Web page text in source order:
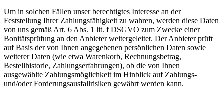
Um in solchen Fällen unser berechtigtes Interesse an der
Feststellung Ihrer Zahlungsfähigkeit zu wahren, werden diese Daten
von uns gemäß Art. 6 Abs. 1 lit. f DSGVO zum Zwecke einer
Bonitätsprüfung an den Anbieter weitergeleitet. Der Anbieter prüft
auf Basis der von Ihnen angegebenen persönlichen Daten sowie
weiterer Daten (wie etwa Warenkorb, Rechnungsbetrag,
Bestellhistorie, Zahlungserfahrungen), ob die von Ihnen
ausgewählte Zahlungsmöglichkeit im Hinblick auf Zahlungs-
und/oder Forderungsausfallrisiken gewährt werden kann.